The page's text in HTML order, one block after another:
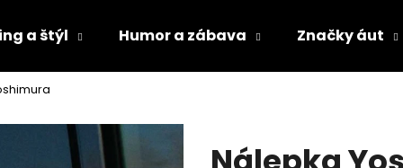
a štýl Humor a zábava Značky áut
Čo potrebujete nájsť?